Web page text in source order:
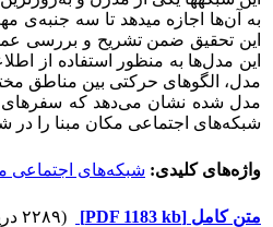
به آن‌ها اجازه می­دهد تا سه جنبه‌ی
این تحقیق ضمن تشریح و بررسی
این مدل‌ها به منظور استفاده از
مدل، الگوهای حرکتی بین مناطق
شبکه‌های اجتماعی مکان مبنا را
واژه‌های کلیدی: شبکه‌های اجتماعی
متن کامل [PDF 1183 kb]
(۲۲۸۹ دریافت)